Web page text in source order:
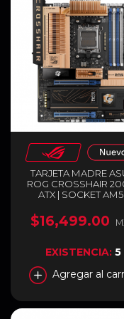
TARJETA MADRE
ROG CROSSHAIR
ATX | SOCKET AM5
DDR5 (HASTA 256GB) |
HDMI / 2 X USB-C | WI-
ESPECIAL RETRO |
/ COBRE | ROG
CROSSHAIR 2006
$16,499.00
EXISTENCIA: 5
Agregar al